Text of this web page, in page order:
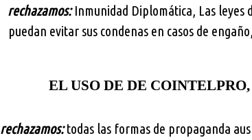
rechazamos:Inmunidad Diplomática, Las leyes
puedan evitar sus condenas en casos de
EL USO DE DE
rechazamos:todas las formas de propaganda